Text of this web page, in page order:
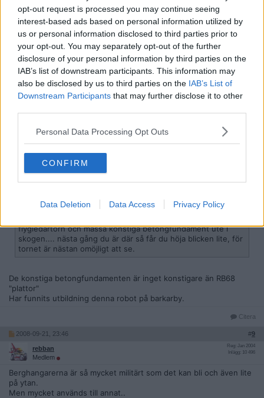
opt-out request is processed you may continue seeing
interest-based ads based on personal information utilized by
us or personal information disclosed to third parties prior to
your opt-out. You may separately opt-out of the further
disclosure of your personal information by third parties on the
IAB’s list of downstream participants. This information may
also be disclosed by us to third parties on the IAB’s List of
Downstream Participants that may further disclose it to other
Personal Data Processing Opt Outs
CONFIRM
Data Deletion Data Access Privacy Policy
Uppställningsplatserna bredvid bergshangaren är för
utlandsmissioner.
2008-09-21, 21:34
Mark8
Medlem
Reg: Jul 2007
det som är lite kul med barkis är att det finns ett flygledartorn och
massa konstiga betongfundament ute i skogen.... nästa gång du
2008-09-21, 23:24
eltoroblanco
Ursprungligen postat av Mark8
flygledartorn och massa konstiga betongfundament ute i
skogen.... nästa gång du är där så får du höja blicken lite, för
tornet är nästan omöjligt att se.
De konstiga betongfundamenten är inget konstigare än RB68
"plattor"
Har funnits utbildning denna robot på barkarby.
Citera
2008-09-21, 23:46 #9
rebban
Medlem
Reg: Jan 2004
Inlägg: 10 496
Berghangarerna är så mycket militärt som det kan bli och även lite
på ytan.
Men mycket används till annat..